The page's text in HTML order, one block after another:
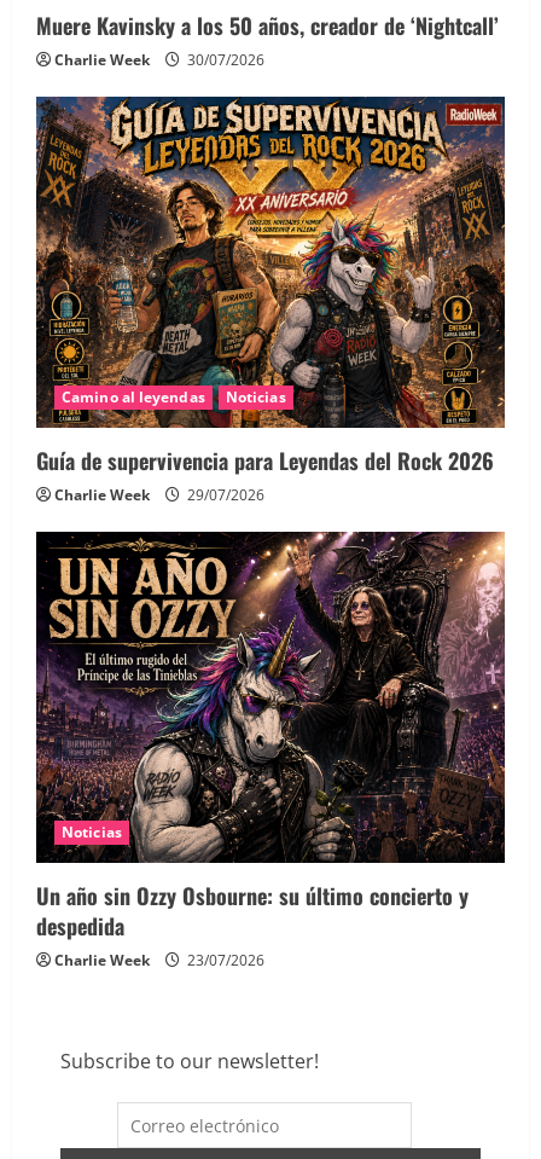
Muere Kavinsky a los 50 años, creador de ‘Nightcall’
Charlie Week 30/07/2026
Camino al leyendas Noticias
Guía de supervivencia para Leyendas del Rock 2026
Charlie Week 29/07/2026
Noticias
Un año sin Ozzy Osbourne: su último concierto y
despedida
Charlie Week 23/07/2026
Subscribe to our newsletter!